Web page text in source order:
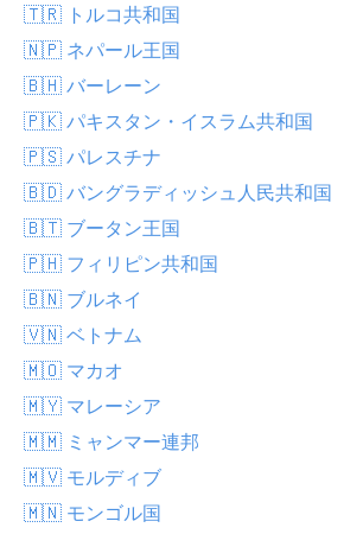
🇹🇷 トルコ共和国
🇳🇵 ネパール王国
🇧🇭 バーレーン
🇵🇰 パキスタン・イスラム共和国
🇵🇸 パレスチナ
🇧🇩 バングラディッシュ人民共和国
🇧🇹 ブータン王国
🇵🇭 フィリピン共和国
🇧🇳 ブルネイ
🇻🇳 ベトナム
🇲🇴 マカオ
🇲🇾 マレーシア
🇲🇲 ミャンマー連邦
🇲🇻 モルディブ
🇲🇳 モンゴル国